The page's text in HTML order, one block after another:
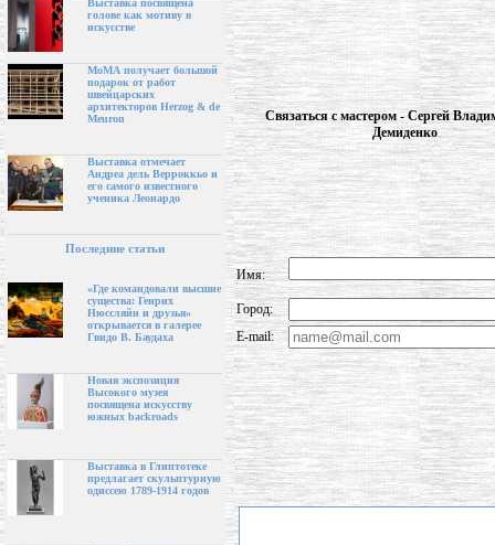
Выставка посвящена
голове как мотиву в
искусстве
МоМА получает большой
подарок от работ
швейцарских
архитекторов Herzog & de
Meuron
Выставка отмечает
Андреа дель Верроккьо и
его самого известного
ученика Леонардо
Последние статьи
«Где командовали высшие
существа: Генрих
Нюссляйн и друзья»
открывается в галерее
Гвидо В. Баудаха
Новая экспозиция
Высокого музея
посвящена искусству
южных backroads
Выставка в Глиптотеке
предлагает скульптурную
одиссею 1789-1914 годов
Связаться с мастером - Сергей
Демиденко
Имя:
Город:
E-mail: